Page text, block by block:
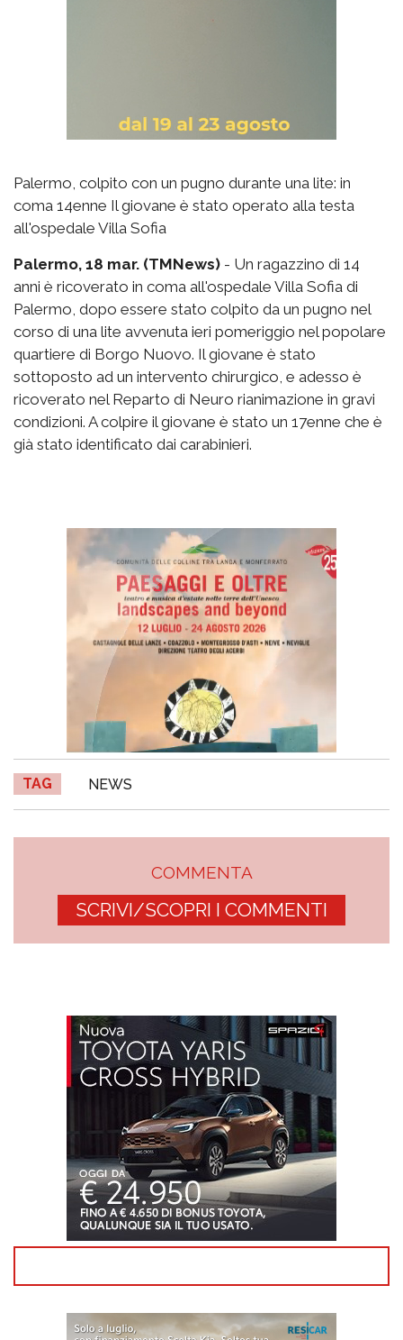
Palermo, colpito con un pugno durante una lite: in
coma 14enne Il giovane è stato operato alla testa
all'ospedale Villa Sofia
Palermo, 18 mar. (TMNews) - Un ragazzino di 14
anni è ricoverato in coma all'ospedale Villa Sofia di
Palermo, dopo essere stato colpito da un pugno nel
corso di una lite avvenuta ieri pomeriggio nel popolare
quartiere di Borgo Nuovo. Il giovane è stato
sottoposto ad un intervento chirurgico, e adesso è
ricoverato nel Reparto di Neuro rianimazione in gravi
condizioni. A colpire il giovane è stato un 17enne che è
già stato identificato dai carabinieri.
TAG NEWS
COMMENTA
SCRIVI/SCOPRI I COMMENTI